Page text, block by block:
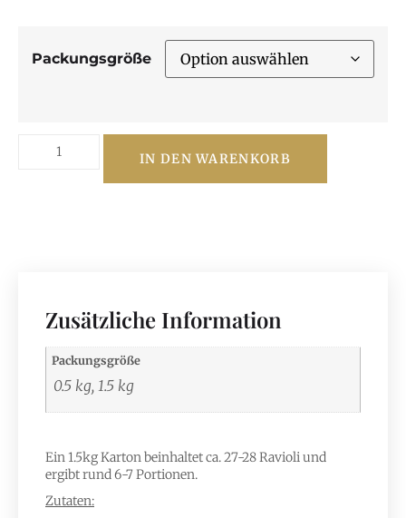
Packungsgröße
IN DEN WARENKORB
Zusätzliche Information
Packungsgröße
0.5 kg, 1.5 kg
Ein 1.5kg Karton beinhaltet ca. 27-28 Ravioli und
ergibt rund 6-7 Portionen.
Zutaten: